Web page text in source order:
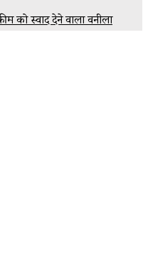
को स्वाद देने वाला वनीला